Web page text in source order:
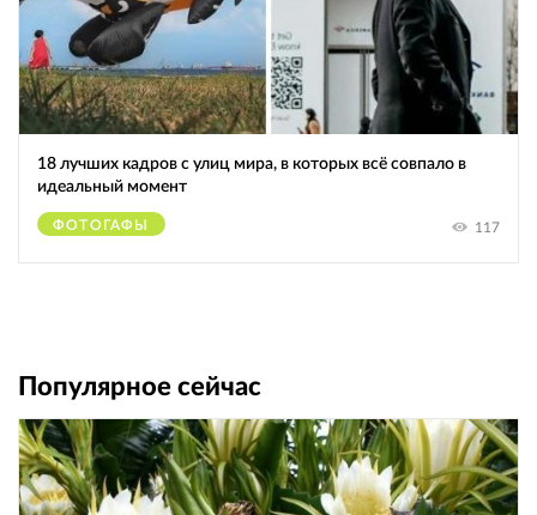
18 лучших кадров с улиц мира, в которых всё совпало в
идеальный момент
ФОТОГАФЫ 117
Популярное сейчас